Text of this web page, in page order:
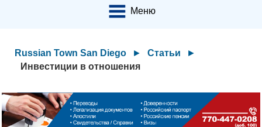
Меню
Russian Town San Diego ► Статьи
►
Инвестиции в отношения